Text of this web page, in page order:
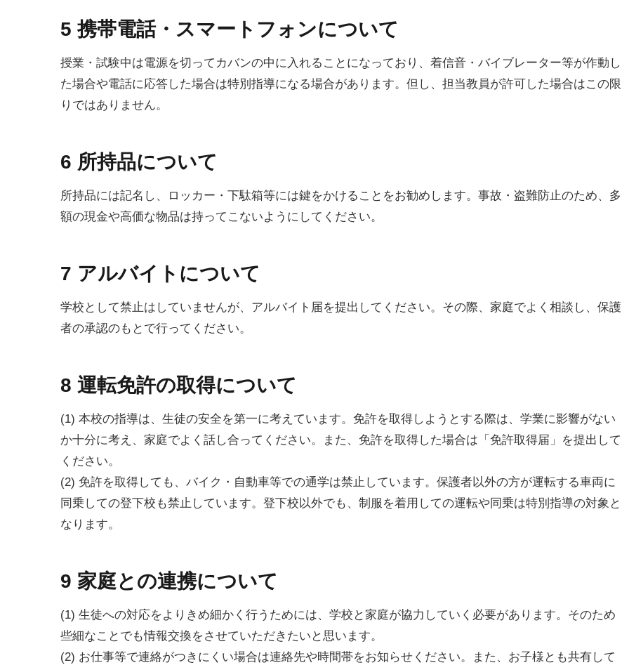
5 携帯電話・スマートフォンについて
授業・試験中は電源を切ってカバンの中に入れることになっており、着信音・バイブレーター等が作動し
た場合や電話に応答した場合は特別指導になる場合があります。但し、担当教員が許可した場合はこの限
りではありません。
6 所持品について
所持品には記名し、ロッカー・下駄箱等には鍵をかけることをお勧めします。事故・盗難防止のため、多
額の現金や高価な物品は持ってこないようにしてください。
7 アルバイトについて
学校として禁止はしていませんが、アルバイト届を提出してください。その際、家庭でよく相談し、保護
者の承認のもとで行ってください。
8 運転免許の取得について
(1) 本校の指導は、生徒の安全を第一に考えています。免許を取得しようとする際は、学業に影響がない
か十分に考え、家庭でよく話し合ってください。また、免許を取得した場合は「免許取得届」を提出して
ください。
(2) 免許を取得しても、バイク・自動車等での通学は禁止しています。保護者以外の方が運転する車両に
同乗しての登下校も禁止しています。登下校以外でも、制服を着用しての運転や同乗は特別指導の対象と
なります。
9 家庭との連携について
(1) 生徒への対応をよりきめ細かく行うためには、学校と家庭が協力していく必要があります。そのため
些細なことでも情報交換をさせていただきたいと思います。
(2) お仕事等で連絡がつきにくい場合は連絡先や時間帯をお知らせください。また、お子様とも共有して